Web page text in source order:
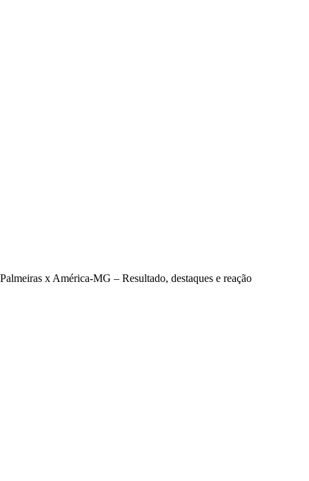
Palmeiras x América-MG – Resultado, destaques e reação